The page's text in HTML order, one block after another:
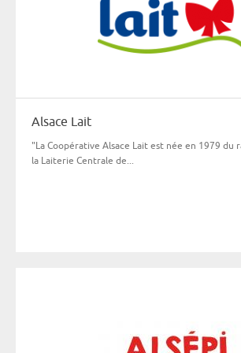
Alsace Lait
"La Coopérative Alsace Lait est née en 1979 du
la Laiterie Centrale de...